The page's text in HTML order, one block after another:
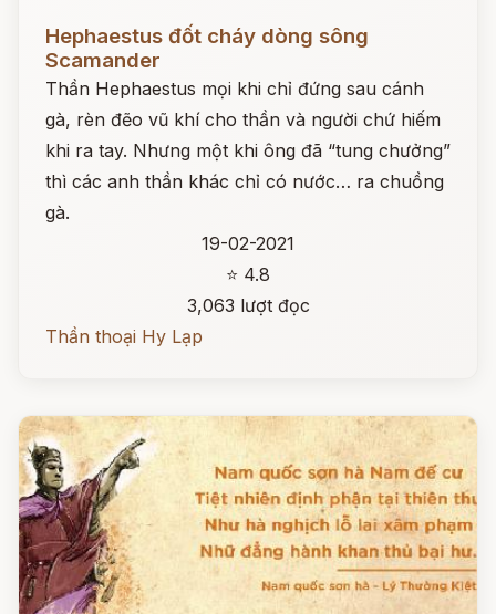
Hephaestus đốt cháy dòng sông
Scamander
Thần Hephaestus mọi khi chỉ đứng sau cánh
gà, rèn đẽo vũ khí cho thần và người chứ hiếm
khi ra tay. Nhưng một khi ông đã “tung chưởng”
thì các anh thần khác chỉ có nước… ra chuồng
gà.
19-02-2021
⭐ 4.8
3,063 lượt đọc
Thần thoại Hy Lạp